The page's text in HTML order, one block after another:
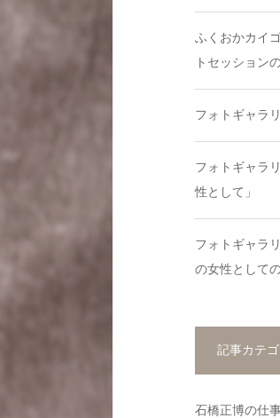
ふくおかカイ
トセッション
フォトギャラ
フォトギャラ
性として」
フォトギャラ
の女性として
記事カテ
石橋正博の仕